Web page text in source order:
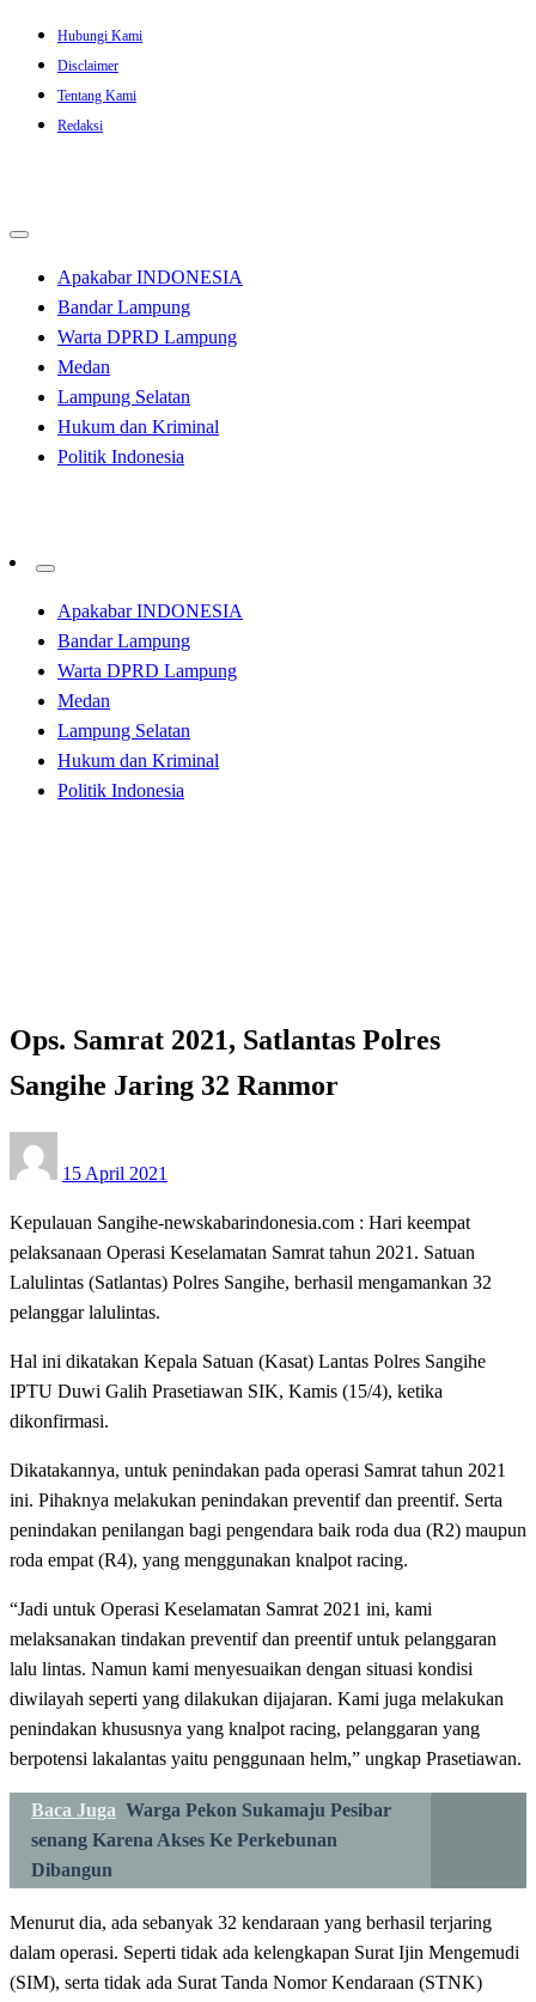
Skip
content
Hubungi Kami
Disclaimer
Tentang Kami
Redaksi
Apakabar INDONESIA
Bandar Lampung
Warta DPRD Lampung
Medan
Lampung Selatan
Hukum dan Kriminal
Politik Indonesia
Apakabar INDONESIA
Bandar Lampung
Warta DPRD Lampung
Medan
Lampung Selatan
Hukum dan Kriminal
Politik Indonesia
Ops. Samrat 2021, Satlantas Polres
Sangihe Jaring 32 Ranmor
on
15 April 2021
Kepulauan Sangihe-newskabarindonesia.com : Hari keempat
pelaksanaan Operasi Keselamatan Samrat tahun 2021. Satuan
Lalulintas (Satlantas) Polres Sangihe, berhasil mengamankan 32
pelanggar lalulintas.
Hal ini dikatakan Kepala Satuan (Kasat) Lantas Polres Sangihe
IPTU Duwi Galih Prasetiawan SIK, Kamis (15/4), ketika
dikonfirmasi.
Dikatakannya, untuk penindakan pada operasi Samrat tahun 2021
ini. Pihaknya melakukan penindakan preventif dan preentif. Serta
penindakan penilangan bagi pengendara baik roda dua (R2) maupun
roda empat (R4), yang menggunakan knalpot racing.
“Jadi untuk Operasi Keselamatan Samrat 2021 ini, kami
melaksanakan tindakan preventif dan preentif untuk pelanggaran
lalu lintas. Namun kami menyesuaikan dengan situasi kondisi
diwilayah seperti yang dilakukan dijajaran. Kami juga melakukan
penindakan khususnya yang knalpot racing, pelanggaran yang
berpotensi lakalantas yaitu penggunaan helm,” ungkap Prasetiawan.
Baca Juga Warga Pekon Sukamaju Pesibar
senang Karena Akses Ke Perkebunan
Dibangun
Menurut dia, ada sebanyak 32 kendaraan yang berhasil terjaring
dalam operasi. Seperti tidak ada kelengkapan Surat Ijin Mengemudi
(SIM), serta tidak ada Surat Tanda Nomor Kendaraan (STNK)